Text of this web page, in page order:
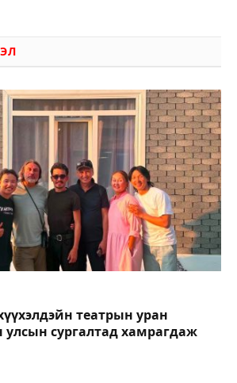
театрын уран
улсын сургалтад хамрагдаж